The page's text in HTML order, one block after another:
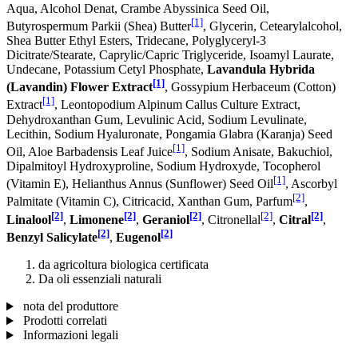
Aqua, Alcohol Denat, Crambe Abyssinica Seed Oil,
Butyrospermum Parkii (Shea) Butter[1], Glycerin, Cetearylalcohol,
Shea Butter Ethyl Esters, Tridecane, Polyglyceryl-3
Dicitrate/Stearate, Caprylic/Capric Triglyceride, Isoamyl Laurate,
Undecane, Potassium Cetyl Phosphate, Lavandula Hybrida
(Lavandin) Flower Extract[1], Gossypium Herbaceum (Cotton)
Extract[1], Leontopodium Alpinum Callus Culture Extract,
Dehydroxanthan Gum, Levulinic Acid, Sodium Levulinate,
Lecithin, Sodium Hyaluronate, Pongamia Glabra (Karanja) Seed
Oil, Aloe Barbadensis Leaf Juice[1], Sodium Anisate, Bakuchiol,
Dipalmitoyl Hydroxyproline, Sodium Hydroxyde, Tocopherol
(Vitamin E), Helianthus Annus (Sunflower) Seed Oil[1], Ascorbyl
Palmitate (Vitamin C), Citricacid, Xanthan Gum, Parfum[2],
Linalool[2], Limonene[2], Geraniol[2], Citronellal[2], Citral[2],
Benzyl Salicylate[2], Eugenol[2]
da agricoltura biologica certificata
Da oli essenziali naturali
nota del produttore
Prodotti correlati
Informazioni legali